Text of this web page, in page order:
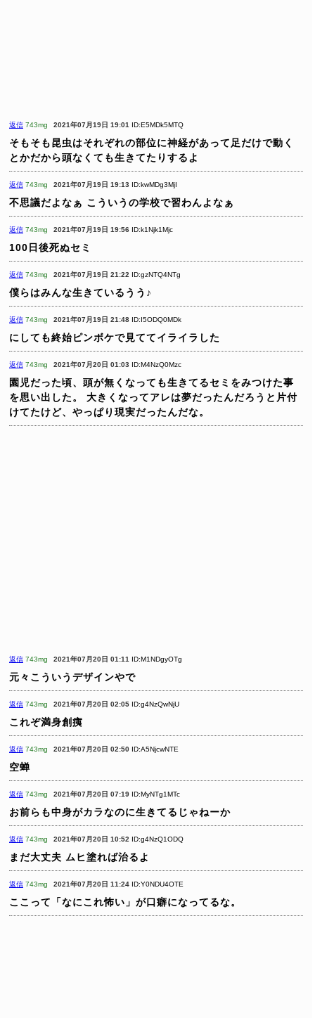
返信 743mg 2021年07月19日 19:01 ID:E5MDk5MTQ
そもそも昆虫はそれぞれの部位に神経があって足だけで動く
とかだから頭なくても生きてたりするよ
返信 743mg 2021年07月19日 19:13 ID:kwMDg3MjI
不思議だよなぁ こういうの学校で習わんよなぁ
返信 743mg 2021年07月19日 19:56 ID:k1Njk1Mjc
100日後死ぬセミ
返信 743mg 2021年07月19日 21:22 ID:gzNTQ4NTg
僕らはみんな生きているうう♪
返信 743mg 2021年07月19日 21:48 ID:I5ODQ0MDk
にしても終始ピンボケで見ててイライラした
返信 743mg 2021年07月20日 01:03 ID:M4NzQ0Mzc
園児だった頃、頭が無くなっても生きてるセミをみつけた事
を思い出した。
大きくなってアレは夢だったんだろうと片付
けてたけど、やっぱり現実だったんだな。
返信 743mg 2021年07月20日 01:11 ID:M1NDgyOTg
元々こういうデザインやで
返信 743mg 2021年07月20日 02:05 ID:g4NzQwNjU
これぞ満身創痍
返信 743mg 2021年07月20日 02:50 ID:A5NjcwNTE
空蝉
返信 743mg 2021年07月20日 07:19 ID:MyNTg1MTc
お前らも中身がカラなのに生きてるじゃねーか
返信 743mg 2021年07月20日 10:52 ID:g4NzQ1ODQ
まだ大丈夫 ムヒ塗れば治るよ
返信 743mg 2021年07月20日 11:24 ID:Y0NDU4OTE
ここって「なにこれ怖い」が口癖になってるな。